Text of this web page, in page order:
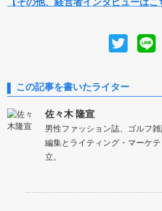
【その他、経営者インタビューはこ
この記事を書いたライター
佐々木 隆宣
男性ファッション誌、ゴルフ
編集とライティング・マーケ
立。